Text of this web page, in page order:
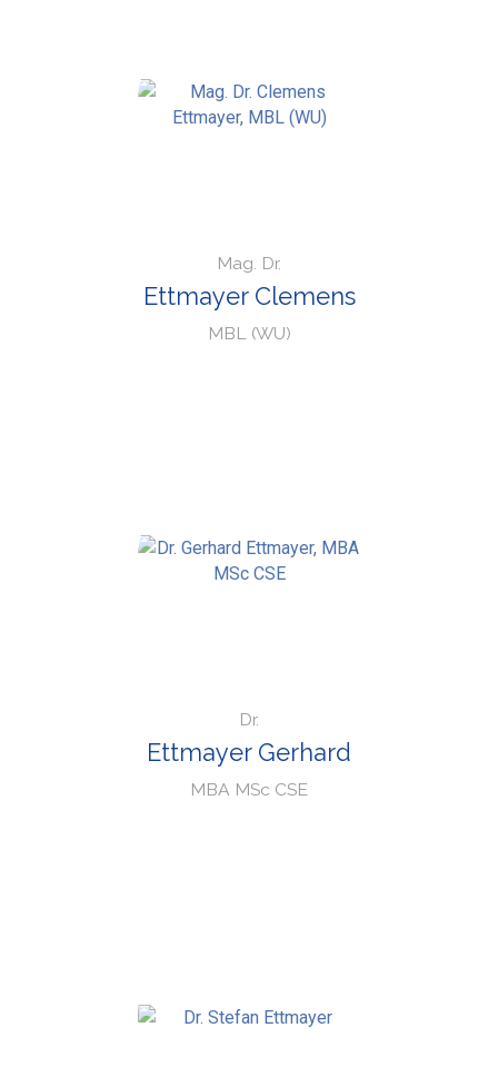
Mag. Dr.
Ettmayer Clemens
MBL (WU)
Dr.
Ettmayer Gerhard
MBA MSc CSE